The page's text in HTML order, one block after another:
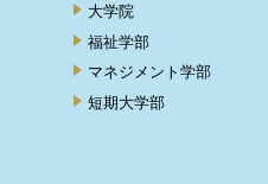
大学院
福祉学部
マネジメント学部
短期大学部